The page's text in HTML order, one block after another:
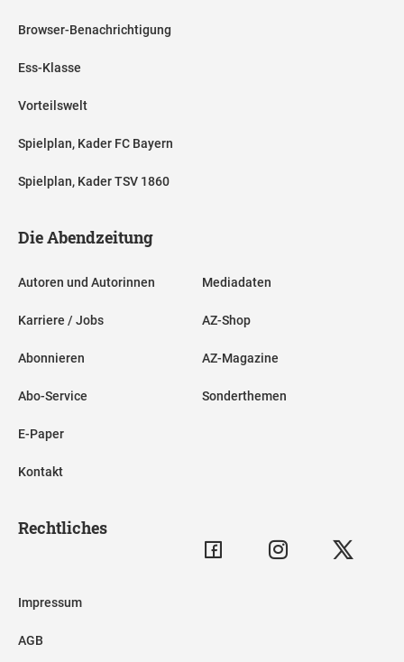
Browser-Benachrichtigung
Ess-Klasse
Vorteilswelt
Spielplan, Kader FC Bayern
Spielplan, Kader TSV 1860
Die Abendzeitung
Autoren und Autorinnen
Karriere / Jobs
Abonnieren
Abo-Service
E-Paper
Kontakt
Mediadaten
AZ-Shop
AZ-Magazine
Sonderthemen
Rechtliches
Impressum
AGB